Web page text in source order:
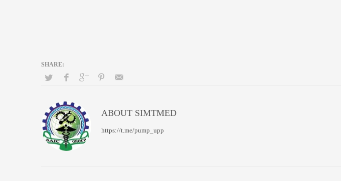
ABOUT SIMTMED
https://t.me/pump_upp